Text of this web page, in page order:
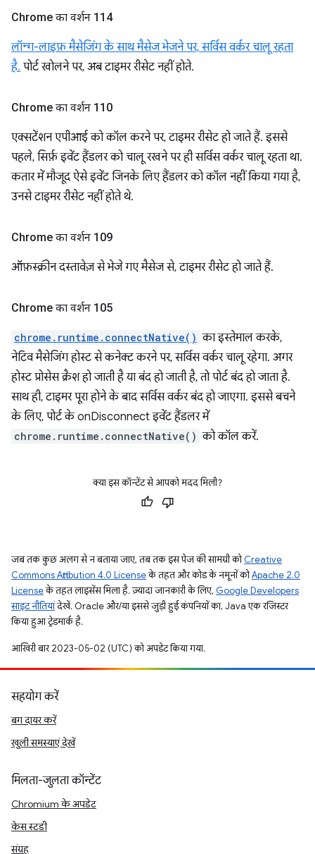
Chrome का वर्शन 114
लॉन्ग-लाइफ़ मैसेजिंग के साथ मैसेज भेजने पर, सर्विस वर्कर चालू रहता
है. पोर्ट खोलने पर, अब टाइमर रीसेट नहीं होते.
Chrome का वर्शन 110
एक्सटेंशन एपीआई को कॉल करने पर, टाइमर रीसेट हो जाते हैं. इससे
पहले, सिर्फ़ इवेंट हैंडलर को चालू रखने पर ही सर्विस वर्कर चालू रहता था.
कतार में मौजूद ऐसे इवेंट जिनके लिए हैंडलर को कॉल नहीं किया गया है,
उनसे टाइमर रीसेट नहीं होते थे.
Chrome का वर्शन 109
ऑफ़स्क्रीन दस्तावेज़ से भेजे गए मैसेज से, टाइमर रीसेट हो जाते हैं.
Chrome का वर्शन 105
chrome.runtime.connectNative() का इस्तेमाल करके,
नेटिव मैसेजिंग होस्ट से कनेक्ट करने पर, सर्विस वर्कर चालू रहेगा. अगर
होस्ट प्रोसेस क्रैश हो जाती है या बंद हो जाती है, तो पोर्ट बंद हो जाता है.
साथ ही, टाइमर पूरा होने के बाद सर्विस वर्कर बंद हो जाएगा. इससे बचने
के लिए, पोर्ट के onDisconnect इवेंट हैंडलर में
chrome.runtime.connectNative() को कॉल करें.
क्या इस कॉन्टेंट से आपको मदद मिली?
जब तक कुछ अलग से न बताया जाए, तब तक इस पेज की सामग्री कोCreative
Commons Attribution 4.0 Licenseके तहत और कोड के नमूनों कोApache 2.0
Licenseके तहत लाइसेंस मिला है. ज़्यादा जानकारी के लिए, Google Developers
साइट नीतियांदेखें. Oracle और/या इससे जुड़ी हुई कंपनियों का, Java एक रजिस्टर
किया हुआ ट्रेडमार्क है.
आखिरी बार 2023-05-02 (UTC) को अपडेट किया गया.
सहयोग करें
बग दायर करें
खुली समस्याएं देखें
मिलता-जुलता कॉन्टेंट
Chromium के अपडेट
केस स्टडी
संग्रह